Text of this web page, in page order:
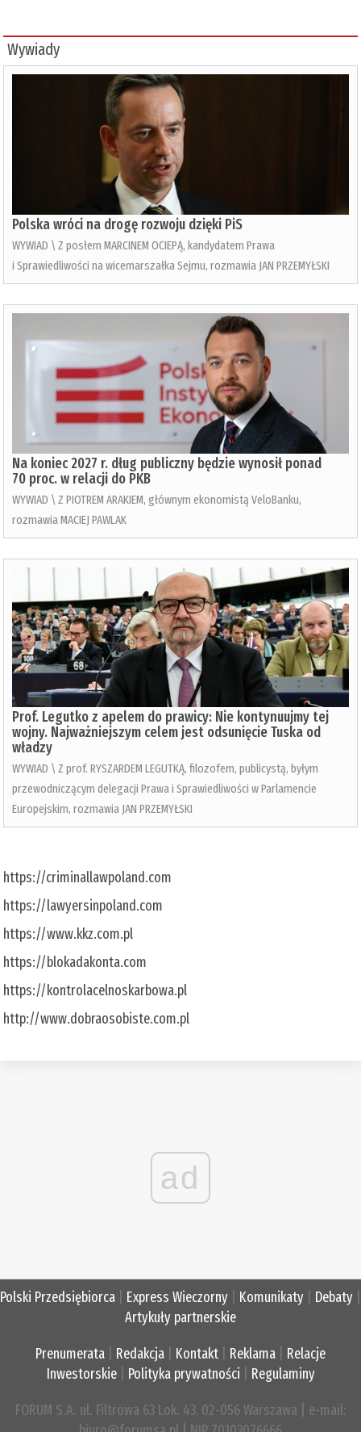
Wywiady
Polska wróci na drogę rozwoju dzięki PiS
WYWIAD \ Z posłem MARCINEM OCIEPĄ, kandydatem Prawa
i Sprawiedliwości na wicemarszałka Sejmu, rozmawia JAN PRZEMYŁSKI
Na koniec 2027 r. dług publiczny będzie wynosił ponad
70 proc. w relacji do PKB
WYWIAD \ Z PIOTREM ARAKIEM, głównym ekonomistą VeloBanku,
rozmawia MACIEJ PAWLAK
Prof. Legutko z apelem do prawicy: Nie kontynuujmy tej
wojny. Najważniejszym celem jest odsunięcie Tuska od
władzy
WYWIAD \ Z prof. RYSZARDEM LEGUTKĄ, filozofem, publicystą, byłym
przewodniczącym delegacji Prawa i Sprawiedliwości w Parlamencie
Europejskim, rozmawia JAN PRZEMYŁSKI
https://criminallawpoland.com
https://lawyersinpoland.com
https://www.kkz.com.pl
https://blokadakonta.com
https://kontrolacelnoskarbowa.pl
http://www.dobraosobiste.com.pl
ad
Polski Przedsiębiorca Express Wieczorny Komunikaty Debaty
Artykuły partnerskie
Prenumerata Redakcja Kontakt Reklama
Relacje
Inwestorskie| Polityka prywatności Regulaminy
FORUM S.A. ul. Filtrowa 63 Lok. 43, 02-056 Warszawa | e-mail: